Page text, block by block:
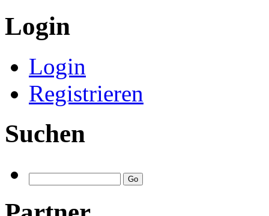
Login
Login
Registrieren
Suchen